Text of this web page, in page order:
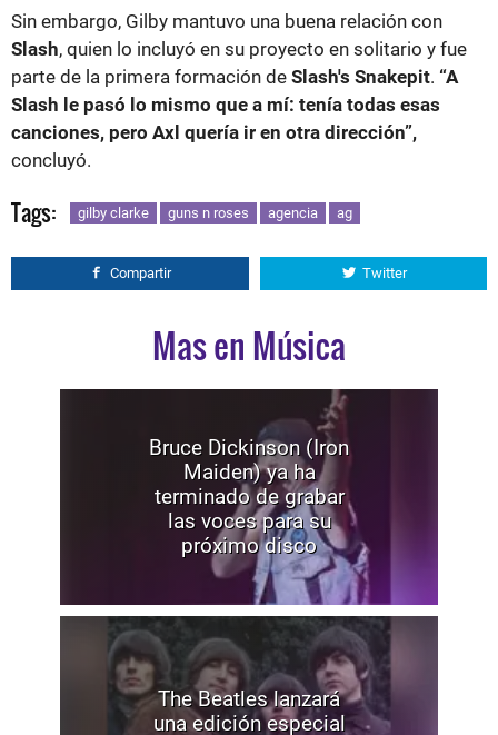
Sin embargo, Gilby mantuvo una buena relación con
Slash, quien lo incluyó en su proyecto en solitario y fue
parte de la primera formación de Slash's Snakepit. “A
Slash le pasó lo mismo que a mí: tenía todas esas
canciones, pero Axl quería ir en otra dirección”,
concluyó.
Tags: gilby clarke guns n roses agencia ag
Compartir Twitter
Mas en Música
Bruce Dickinson (Iron
Maiden) ya ha
terminado de grabar
las voces para su
próximo disco
The Beatles lanzará
una edición especial